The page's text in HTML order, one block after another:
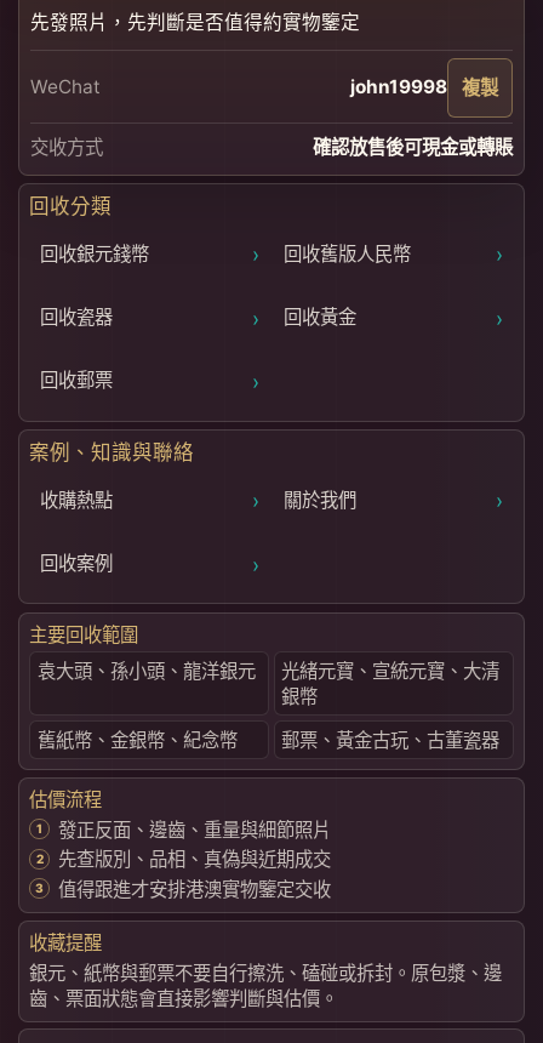
先發照片，先判斷是否值得約實物鑒定
WeChat john19998 複製
交收方式 確認放售後可現金或轉賬
回收分類
回收銀元錢幣 › 回收舊版人民幣 ›
回收瓷器 › 回收黃金 ›
回收郵票 ›
案例、知識與聯絡
收購熱點 › 關於我們 ›
回收案例 ›
主要回收範圍
袁大頭、孫小頭、龍洋銀元
光緒元寶、宣統元寶、大清
銀幣
舊紙幣、金銀幣、紀念幣
郵票、黃金古玩、古董瓷器
估價流程
發正反面、邊齒、重量與細節照片
先查版別、品相、真偽與近期成交
值得跟進才安排港澳實物鑒定交收
收藏提醒
銀元、紙幣與郵票不要自行擦洗、磕碰或拆封。原包漿、邊
齒、票面狀態會直接影響判斷與估價。